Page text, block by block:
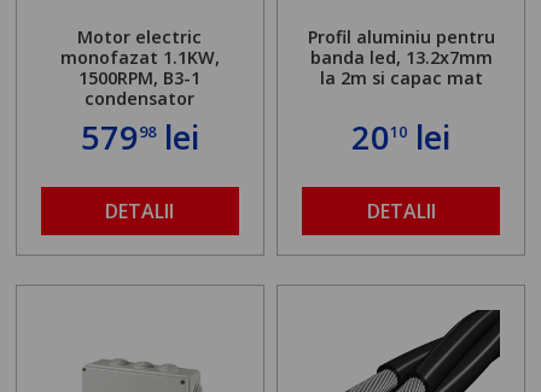
Motor electric
monofazat 1.1KW,
1500RPM, B3-1
condensator
57998lei
DETALII
Profil aluminiu pentru
banda led, 13.2x7mm
la 2m si capac mat
2010 lei
DETALII